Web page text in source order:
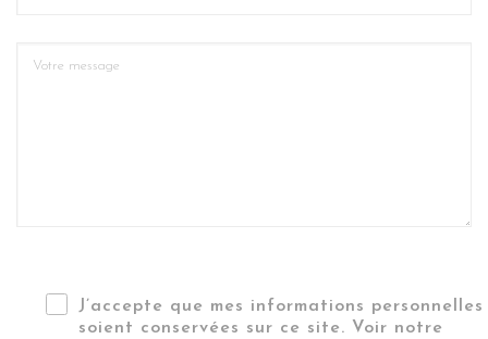
J’accepte que mes informations personnelles
soient conservées sur ce site. Voir notre